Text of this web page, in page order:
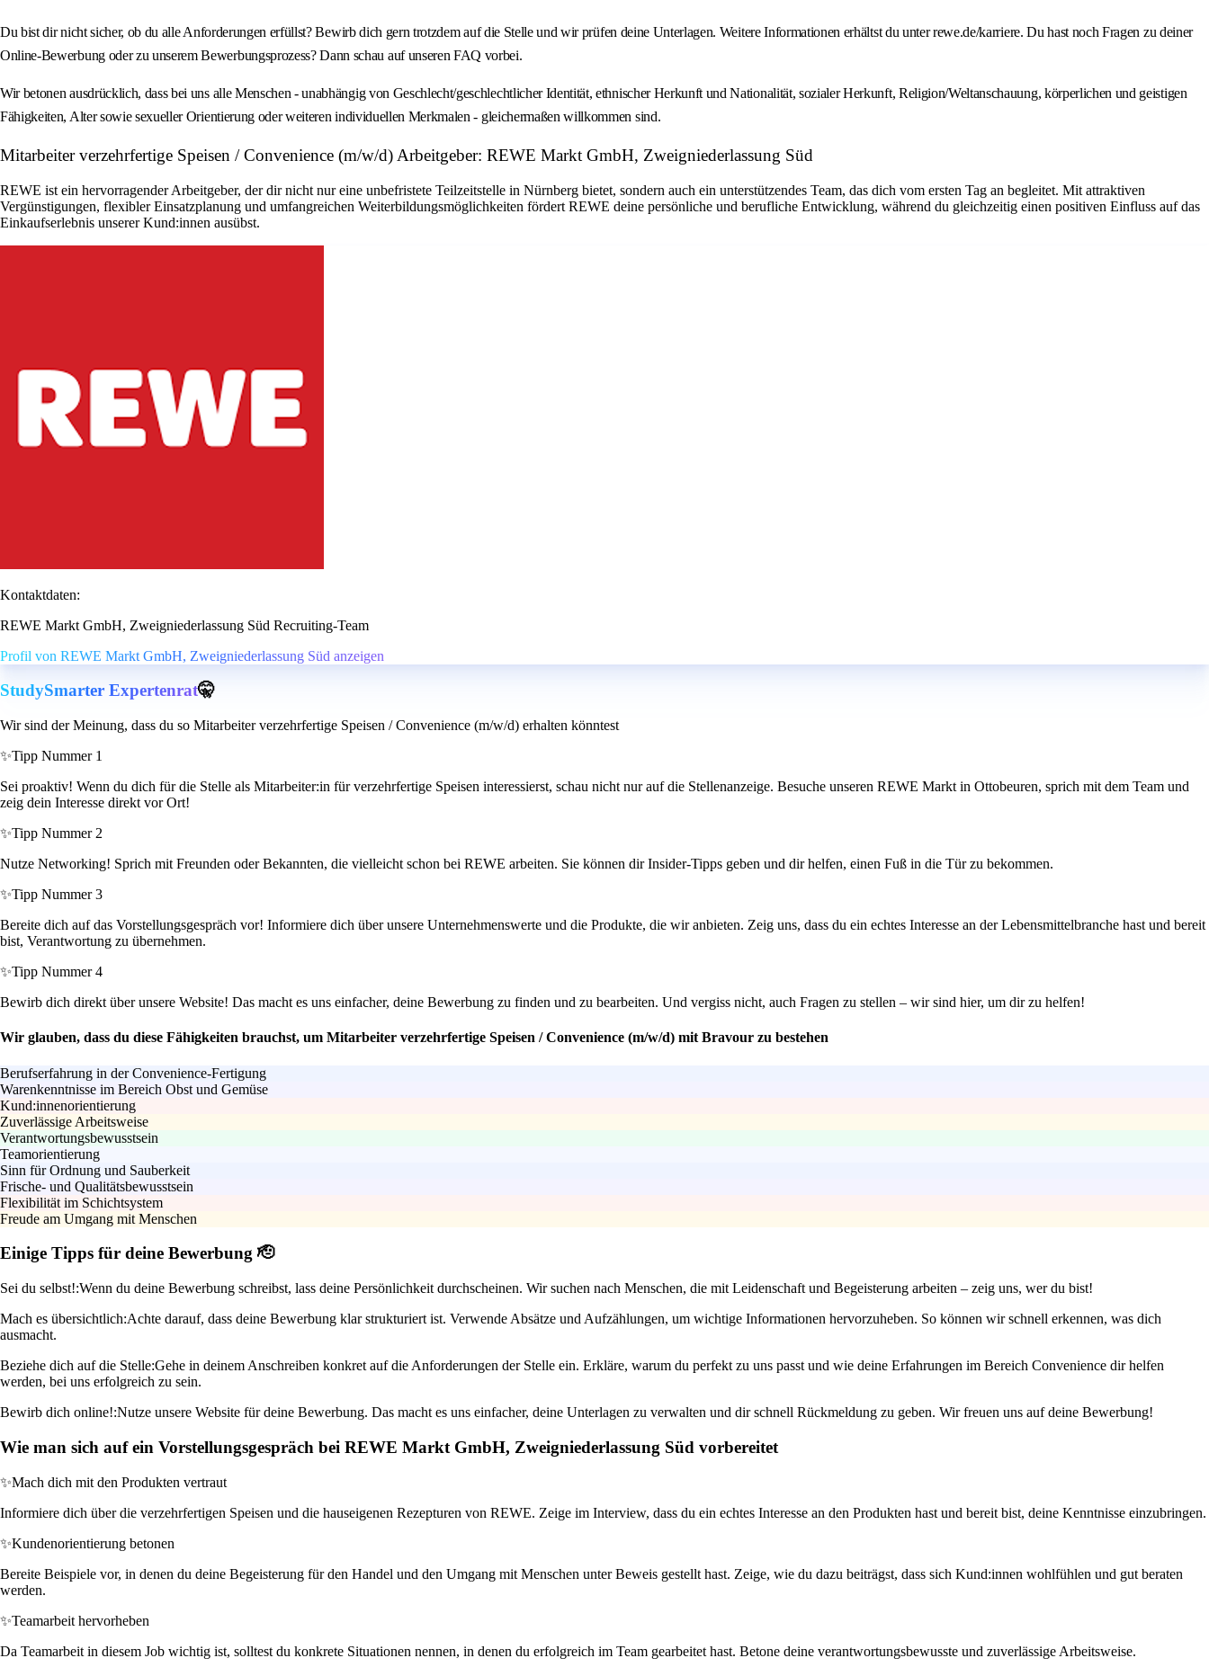
Du bist dir nicht sicher, ob du alle Anforderungen erfüllst? Bewirb dich gern trotzdem auf die Stelle und wir prüfen deine Unterlagen. Weitere Informationen erhältst du unter rewe.de/karriere. Du hast noch Fragen zu deiner
Online-Bewerbung oder zu unserem Bewerbungsprozess? Dann schau auf unseren FAQ vorbei.
Wir betonen ausdrücklich, dass bei uns alle Menschen - unabhängig von Geschlecht/geschlechtlicher Identität, ethnischer Herkunft und Nationalität, sozialer Herkunft, Religion/Weltanschauung, körperlichen und geistigen
Fähigkeiten, Alter sowie sexueller Orientierung oder weiteren individuellen Merkmalen - gleichermaßen willkommen sind.
Mitarbeiter verzehrfertige Speisen / Convenience (m/w/d) Arbeitgeber: REWE Markt GmbH, Zweigniederlassung Süd
REWE ist ein hervorragender Arbeitgeber, der dir nicht nur eine unbefristete Teilzeitstelle in Nürnberg bietet, sondern auch ein unterstützendes Team, das dich vom ersten Tag an begleitet. Mit attraktiven
Vergünstigungen, flexibler Einsatzplanung und umfangreichen Weiterbildungsmöglichkeiten fördert REWE deine persönliche und berufliche Entwicklung, während du gleichzeitig einen positiven Einfluss auf das
Einkaufserlebnis unserer Kund:innen ausübst.
Kontaktdaten:
REWE Markt GmbH, Zweigniederlassung Süd Recruiting-Team
Profil von REWE Markt GmbH, Zweigniederlassung Süd anzeigen
StudySmarter Expertenrat🤫
Wir sind der Meinung, dass du so Mitarbeiter verzehrfertige Speisen / Convenience (m/w/d) erhalten könntest
✨Tipp Nummer 1
Sei proaktiv! Wenn du dich für die Stelle als Mitarbeiter:in für verzehrfertige Speisen interessierst, schau nicht nur auf die Stellenanzeige. Besuche unseren REWE Markt in Ottobeuren, sprich mit dem Team und
zeig dein Interesse direkt vor Ort!
✨Tipp Nummer 2
Nutze Networking! Sprich mit Freunden oder Bekannten, die vielleicht schon bei REWE arbeiten. Sie können dir Insider-Tipps geben und dir helfen, einen Fuß in die Tür zu bekommen.
✨Tipp Nummer 3
Bereite dich auf das Vorstellungsgespräch vor! Informiere dich über unsere Unternehmenswerte und die Produkte, die wir anbieten. Zeig uns, dass du ein echtes Interesse an der Lebensmittelbranche hast und bereit
bist, Verantwortung zu übernehmen.
✨Tipp Nummer 4
Bewirb dich direkt über unsere Website! Das macht es uns einfacher, deine Bewerbung zu finden und zu bearbeiten. Und vergiss nicht, auch Fragen zu stellen – wir sind hier, um dir zu helfen!
Wir glauben, dass du diese Fähigkeiten brauchst, um Mitarbeiter verzehrfertige Speisen / Convenience (m/w/d) mit Bravour zu bestehen
Berufserfahrung in der Convenience-Fertigung
Warenkenntnisse im Bereich Obst und Gemüse
Kund:innenorientierung
Zuverlässige Arbeitsweise
Verantwortungsbewusstsein
Teamorientierung
Sinn für Ordnung und Sauberkeit
Frische- und Qualitätsbewusstsein
Flexibilität im Schichtsystem
Freude am Umgang mit Menschen
Einige Tipps für deine Bewerbung 🫡
Sei du selbst!:Wenn du deine Bewerbung schreibst, lass deine Persönlichkeit durchscheinen. Wir suchen nach Menschen, die mit Leidenschaft und Begeisterung arbeiten – zeig uns, wer du bist!
Mach es übersichtlich:Achte darauf, dass deine Bewerbung klar strukturiert ist. Verwende Absätze und Aufzählungen, um wichtige Informationen hervorzuheben. So können wir schnell erkennen, was dich
ausmacht.
Beziehe dich auf die Stelle:Gehe in deinem Anschreiben konkret auf die Anforderungen der Stelle ein. Erkläre, warum du perfekt zu uns passt und wie deine Erfahrungen im Bereich Convenience dir helfen
werden, bei uns erfolgreich zu sein.
Bewirb dich online!:Nutze unsere Website für deine Bewerbung. Das macht es uns einfacher, deine Unterlagen zu verwalten und dir schnell Rückmeldung zu geben. Wir freuen uns auf deine Bewerbung!
Wie man sich auf ein Vorstellungsgespräch bei REWE Markt GmbH, Zweigniederlassung Süd vorbereitet
✨Mach dich mit den Produkten vertraut
Informiere dich über die verzehrfertigen Speisen und die hauseigenen Rezepturen von REWE. Zeige im Interview, dass du ein echtes Interesse an den Produkten hast und bereit bist, deine Kenntnisse einzubringen.
✨Kundenorientierung betonen
Bereite Beispiele vor, in denen du deine Begeisterung für den Handel und den Umgang mit Menschen unter Beweis gestellt hast. Zeige, wie du dazu beiträgst, dass sich Kund:innen wohlfühlen und gut beraten
werden.
✨Teamarbeit hervorheben
Da Teamarbeit in diesem Job wichtig ist, solltest du konkrete Situationen nennen, in denen du erfolgreich im Team gearbeitet hast. Betone deine verantwortungsbewusste und zuverlässige Arbeitsweise.